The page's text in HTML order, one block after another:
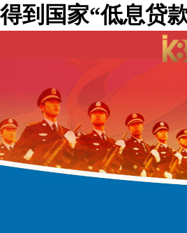
得到国家“低息贷